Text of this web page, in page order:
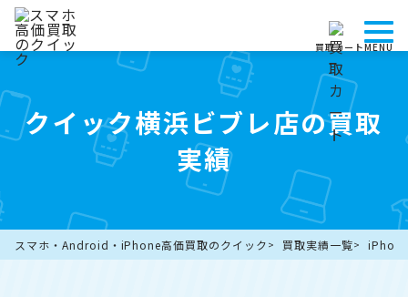
買取カートMENU
クイック横浜ビブレ店の買取
実績
スマホ・Android・iPhone高価買取のクイック 買取実績一覧